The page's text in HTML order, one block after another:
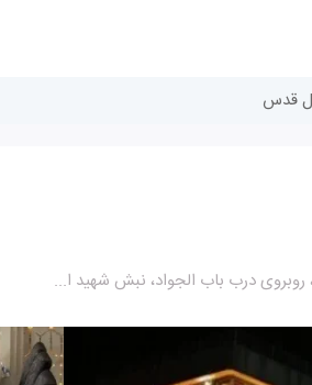
قدس
درب باب الجواد، نبش شهید ا...